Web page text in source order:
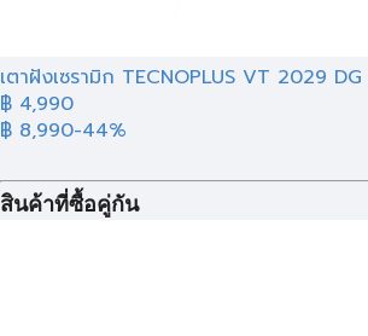
เตาฝังเซรามิก TECNOPLUS VT 2029
฿ 4,990
฿ 8,990-44%
สินค้าที่ซื้อคู่กัน